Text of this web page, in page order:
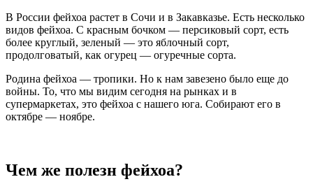
В России фейхоа растет в Сочи и в Закавказье. Есть несколько
видов фейхоа. С красным бочком — персиковый сорт, есть
более круглый, зеленый — это яблочный сорт,
продолговатый, как огурец — огуречные сорта.
Родина фейхоа — тропики. Но к нам завезено было еще до
войны. То, что мы видим сегодня на рынках и в
супермаркетах, это фейхоа с нашего юга. Собирают его в
октябре — ноябре.
Чем же полезн фейхоа?